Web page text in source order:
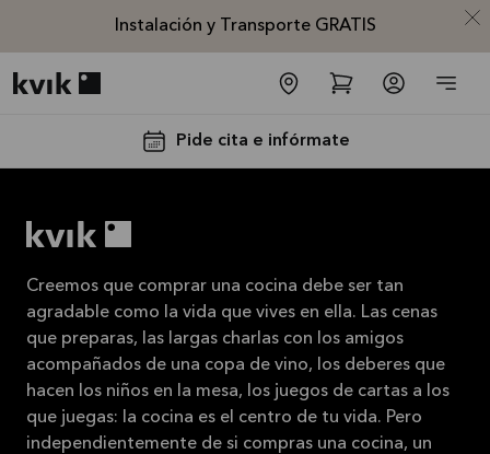
Instalación y Transporte GRATIS
Pide cita e infórmate
Instalación
y
Transporte
GRATIS
Creemos que comprar una cocina debe ser tan
agradable como la vida que vives en ella. Las cenas
que preparas, las largas charlas con los amigos
acompañados de una copa de vino, los deberes que
hacen los niños en la mesa, los juegos de cartas a los
que juegas: la cocina es el centro de tu vida. Pero
independientemente de si compras una cocina, un